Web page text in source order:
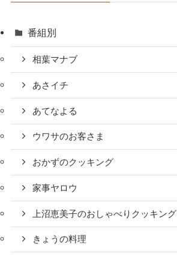
番組別
相葉マナブ
あさイチ
あてなよる
ウワサのお客さま
おかずのクッキング
家事ヤロウ
上沼恵美子のおしゃべりクッキング
きょうの料理